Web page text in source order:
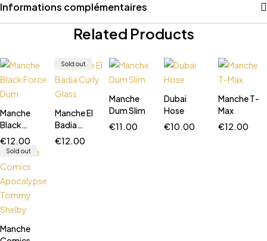
Informations complémentaires
Related Products
Manche
Black
Force Dum
€12.00
Sold out
Manche El
Badia
Curly
€12.00
Manche
Dum Slim
€11.00
Dubai
Hose
€10.00
Manche T-
Max
€12.00
Sold out
Manche